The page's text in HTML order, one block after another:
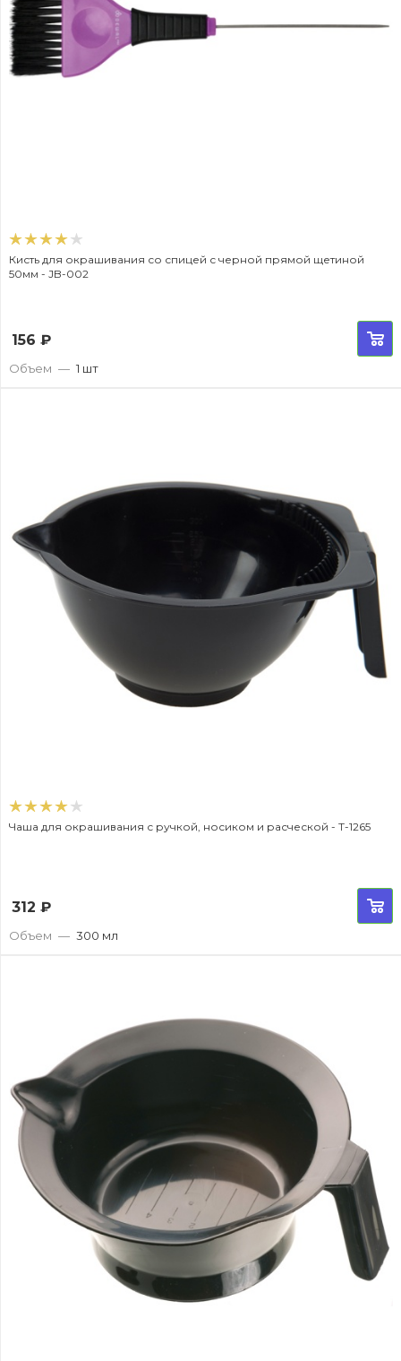
Кисть для окрашивания со спицей с черной прямой щетиной
50мм - JB-002
156 ₽
Объем — 1 шт
Чаша для окрашивания с ручкой, носиком и расческой - T-1265
312 ₽
Объем — 300 мл